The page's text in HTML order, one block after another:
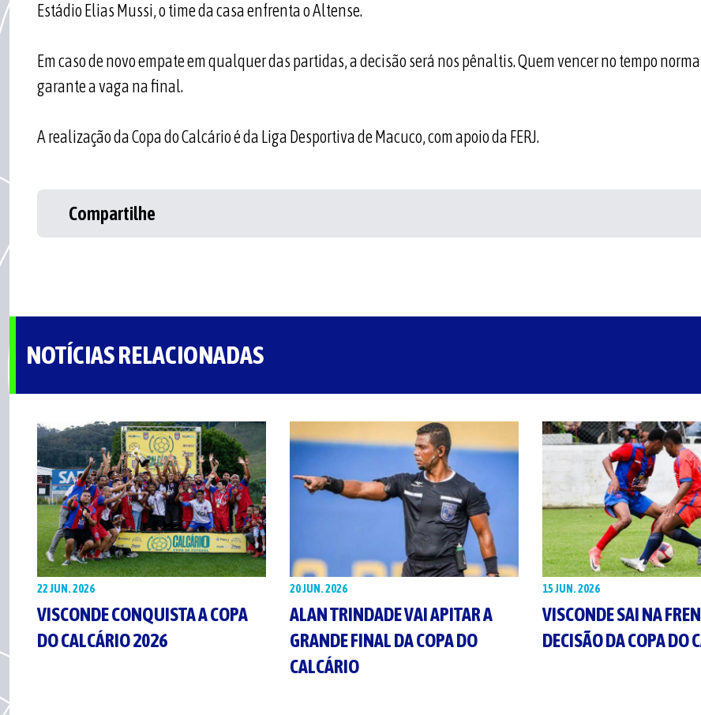
Estádio Elias Mussi, o time da casa enfrenta o Altense.
Em caso de novo empate em qualquer das partidas, a decisão será nos pênaltis. Quem vencer no tempo
garante a vaga na final.
A realização da Copa do Calcário é da Liga Desportiva de Macuco, com apoio da FERJ.
Compartilhe
NOTÍCIAS RELACIONADAS
22 JUN. 2026
VISCONDE CONQUISTA A COPA
DO CALCÁRIO 2026
20 JUN. 2026
ALAN TRINDADE VAI APITAR A
GRANDE FINAL DA COPA DO
CALCÁRIO
15 JUN. 2026
VISCONDE SAI NA
DECISÃO DA COPA DO